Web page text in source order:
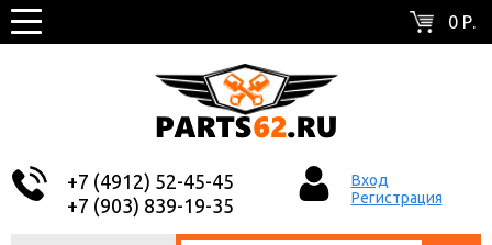
0 Р.
+7 (4912) 52-45-45
+7 (903) 839-19-35
Вход
Регистрация